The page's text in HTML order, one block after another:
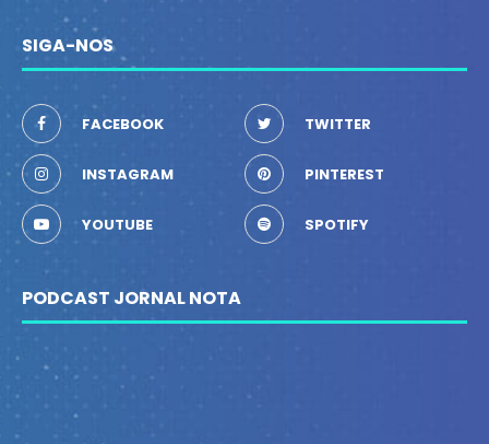
SIGA-NOS
FACEBOOK TWITTER
INSTAGRAM PINTEREST
YOUTUBE SPOTIFY
PODCAST JORNAL NOTA